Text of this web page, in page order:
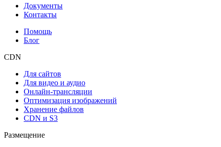
Документы
Контакты
Помощь
Блог
CDN
Для сайтов
Для видео и аудио
Онлайн-трансляции
Оптимизация изображений
Хранение файлов
CDN и S3
Размещение